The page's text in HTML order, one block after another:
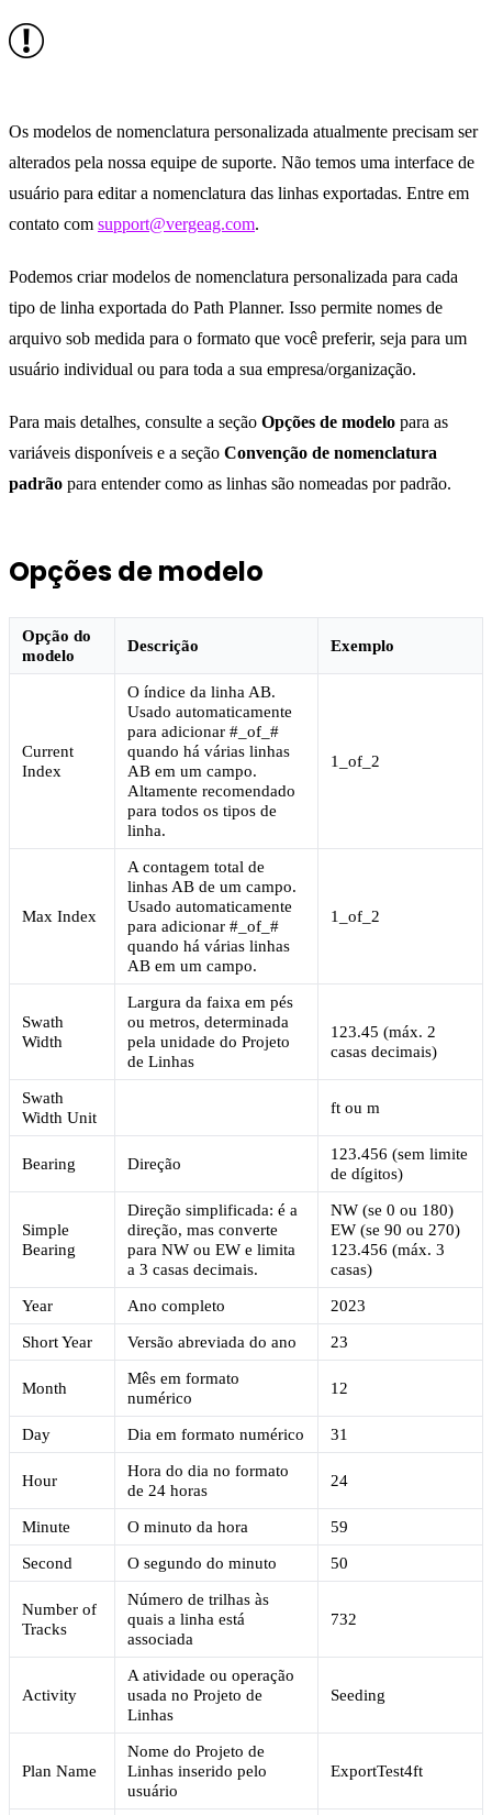
Os modelos de nomenclatura personalizada atualmente precisam ser
alterados pela nossa equipe de suporte. Não temos uma interface de
usuário para editar a nomenclatura das linhas exportadas. Entre em
contato com support@vergeag.com.
Podemos criar modelos de nomenclatura personalizada para cada
tipo de linha exportada do Path Planner. Isso permite nomes de
arquivo sob medida para o formato que você preferir, seja para um
usuário individual ou para toda a sua empresa/organização.
Para mais detalhes, consulte a seção Opções de modelo para as
variáveis disponíveis e a seção Convenção de nomenclatura
padrão para entender como as linhas são nomeadas por padrão.
Opções de modelo
Opção do
modelo
Descrição Exemplo
Current
Index
O índice da linha AB.
Usado automaticamente
para adicionar #_of_#
quando há várias linhas
AB em um campo.
Altamente recomendado
para todos os tipos de
linha.
1_of_2
Max Index
A contagem total de
linhas AB de um campo.
Usado automaticamente
para adicionar #_of_#
quando há várias linhas
AB em um campo.
1_of_2
Swath
Width
Largura da faixa em pés
ou metros, determinada
pela unidade do Projeto
de Linhas
123.45 (máx. 2
casas decimais)
Swath
Width Unit
ft ou m
Bearing Direção
123.456 (sem limite
de dígitos)
Simple
Bearing
Direção simplificada: é a
direção, mas converte
para NW ou EW e limita
a 3 casas decimais.
NW (se 0 ou 180)
EW (se 90 ou 270)
123.456 (máx. 3
casas)
Year
Ano completo
2023
Short Year
Versão abreviada do ano 23
Month
Mês em formato
numérico
12
Day Dia em formato numérico 31
Hour
Hora do dia no formato
de 24 horas
24
Minute O minuto da hora
59
Second
O segundo do minuto 50
Number of
Tracks
Número de trilhas às
quais a linha está
associada
732
Activity
A atividade ou operação
usada no Projeto de
Linhas
Seeding
Plan Name
Nome do Projeto de
Linhas inserido pelo
usuário
ExportTest4ft